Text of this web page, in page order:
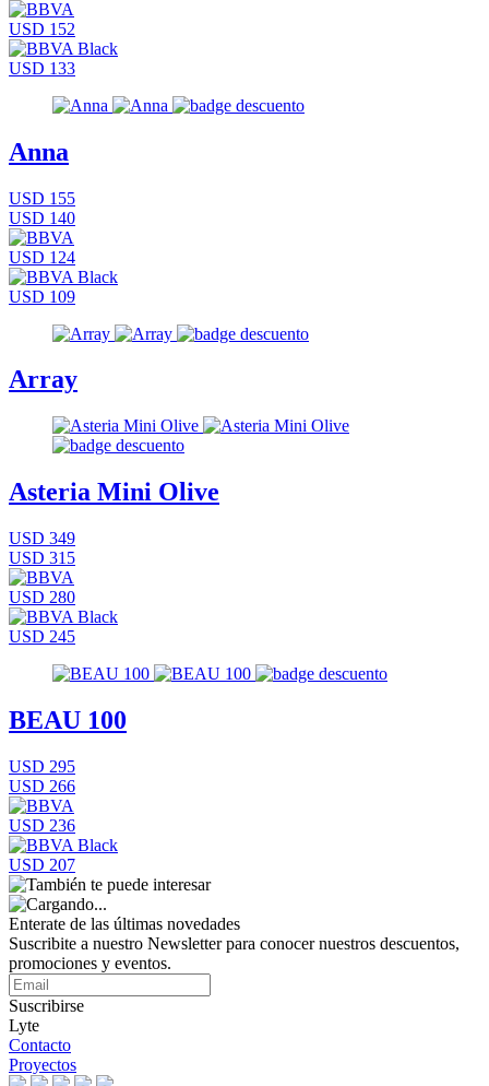
USD 152
USD 133
Anna
USD 155
USD 140
USD 124
USD 109
Array
Asteria Mini Olive
USD 349
USD 315
USD 280
USD 245
BEAU 100
USD 295
USD 266
USD 236
USD 207
Enterate de las últimas novedades
Suscribite a nuestro Newsletter para conocer nuestros descuentos,
promociones y eventos.
Suscribirse
Lyte
Contacto
Proyectos